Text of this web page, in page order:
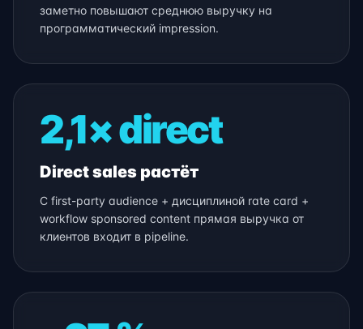
заметно повышают среднюю выручку на
программатический impression.
2,1× direct
Direct sales растёт
С first-party audience + дисциплиной rate card +
workflow sponsored content прямая выручка от
клиентов входит в pipeline.